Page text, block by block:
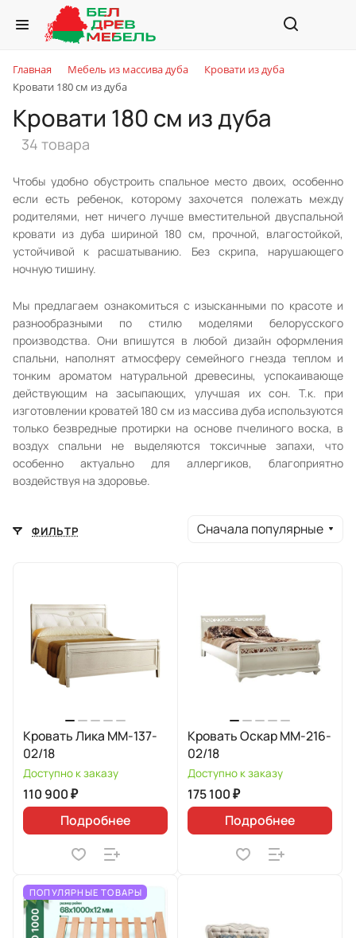
Главная Мебель из массива дуба
Кровати из дуба
Кровати 180 см из дуба
Кровати 180 см из дуба
34 товара
Чтобы удобно обустроить спальное место двоих, особенно
если есть ребенок, которому захочется полежать между
родителями, нет ничего лучше вместительной двуспальной
кровати из дуба шириной 180 см, прочной, влагостойкой,
устойчивой к расшатыванию. Без скрипа, нарушающего
ночную тишину.
Мы предлагаем ознакомиться с изысканными по красоте и
разнообразными по стилю моделями белорусского
производства. Они впишутся в любой дизайн оформления
спальни, наполнят атмосферу семейного гнезда теплом и
тонким ароматом натуральной древесины, успокаивающе
действующим на засыпающих, улучшая их сон. Т.к. при
изготовлении кроватей 180 см из массива дуба используются
только безвредные протирки на основе пчелиного воска, в
воздух спальни не выделяются токсичные запахи, что
особенно актуально для аллергиков, благоприятно
воздействуя на здоровье.
ФИЛЬТР Сначала популярные
Кровать Лика ММ-137-
02/18
Доступно к заказу
110 900 ₽
Подробнее
Кровать Оскар ММ-216-
02/18
Доступно к заказу
175 100 ₽
Подробнее
ПОПУЛЯРНЫЕ ТОВАРЫ